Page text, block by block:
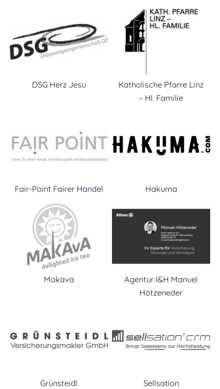
DSG Herz Jesu
Katholische Pfarre Linz
– Hl. Familie
Fair-Point Fairer Handel Hakuma
Makava
Agentur I&H Manuel
Hötzeneder
Grünsteidl
Sellsation